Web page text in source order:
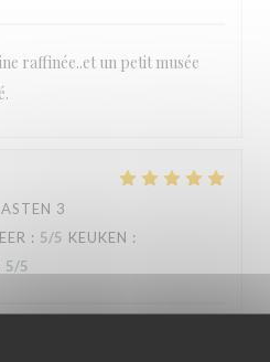
raffinée..et un petit musée
3
: 5/5 KEUKEN :
5/5
visite : la cuisine française telle